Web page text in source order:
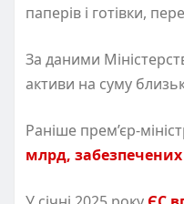
паперів і готівки,
За даними
активи на суму
Раніше прем’єр-
млрд,